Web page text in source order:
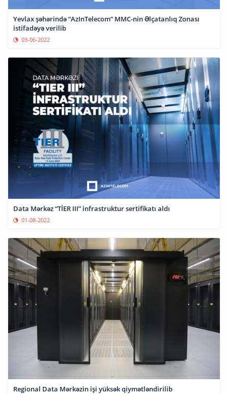
Yevlax şəhərində “AzInTelecom” MMC-nin Əlçatanlıq Zonası
istifadəyə verilib
03-06-2022
Data Mərkəz “TİER III” infrastruktur sertifikatı aldı
01-08-2022
Regional Data Mərkəzin işi yüksək qiymətləndirilib